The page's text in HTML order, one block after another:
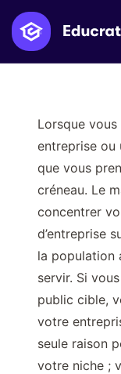
Lorsque
entreprise ou
que vous
créneau. Le
concentrer
d’entreprise
la population
servir. Si
public cible,
votre
seule raison
votre niche ;